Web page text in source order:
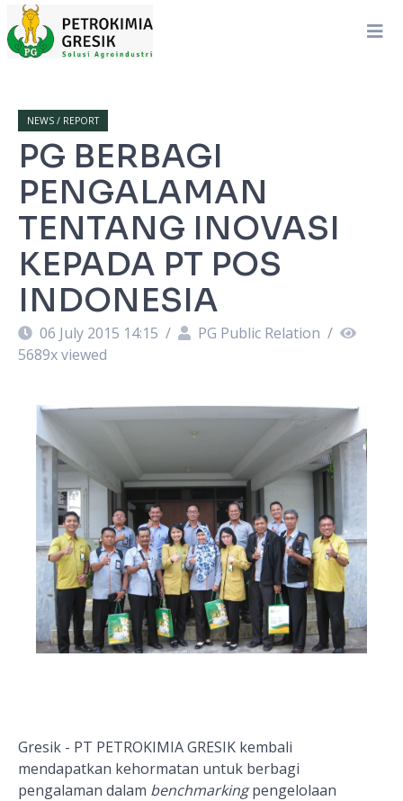
NEWS / REPORT
PG BERBAGI
PENGALAMAN
TENTANG INOVASI
KEPADA PT POS
INDONESIA
06 July 2015 14:15 / PG Public Relation /
5689x viewed
Gresik - PT PETROKIMIA GRESIK kembali
mendapatkan kehormatan untuk berbagi
pengalaman dalam benchmarkingpengelolaan